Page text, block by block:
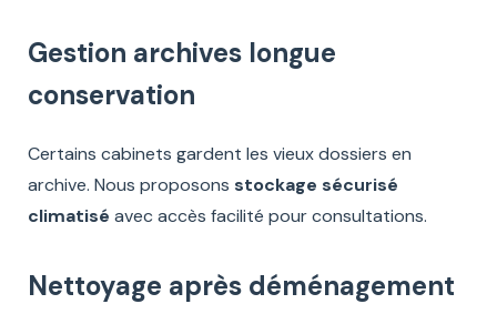
Gestion archives longue
conservation
Certains cabinets gardent les vieux dossiers en
archive. Nous proposons stockage sécurisé
climatisé avec accès facilité pour consultations.
Nettoyage après déménagement